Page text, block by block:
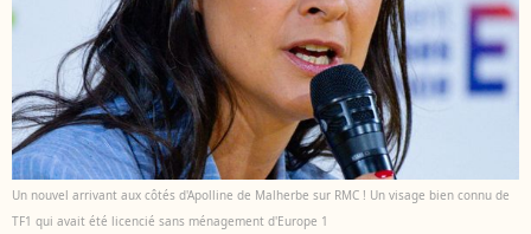
Un nouvel arrivant aux côtés d'Apolline de Malherbe sur RMC ! Un visage bien connu de
TF1 qui avait été licencié sans ménagement d'Europe 1